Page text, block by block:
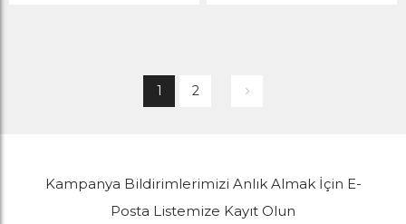
1 2
Kampanya Bildirimlerimizi Anlık Almak İçin E-
Posta Listemize Kayıt Olun